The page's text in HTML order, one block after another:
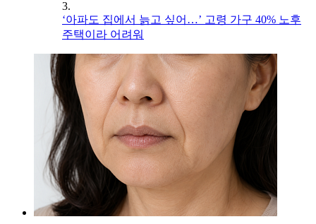
3.
‘아파도 집에서 늙고 싶어…’ 고령 가구 40% 노후
주택이라 어려워